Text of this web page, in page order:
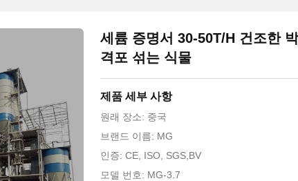
세륨 증명서 30-50T/H 건조한
격포 섞는 식물
제품 세부 사항
원래 장소: 중국
브랜드 이름: MG
인증: CE, ISO, SGS,BV
모델 번호: MG-3.7